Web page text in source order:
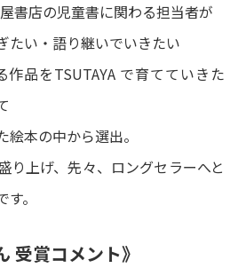
書店の児童書に関わる担当者が
たい・語り継いでいきたい
品をTSUTAYA で育てていきた
本の中から選出。
り上げ、先々、ロングセラーへと
。
受賞コメント》